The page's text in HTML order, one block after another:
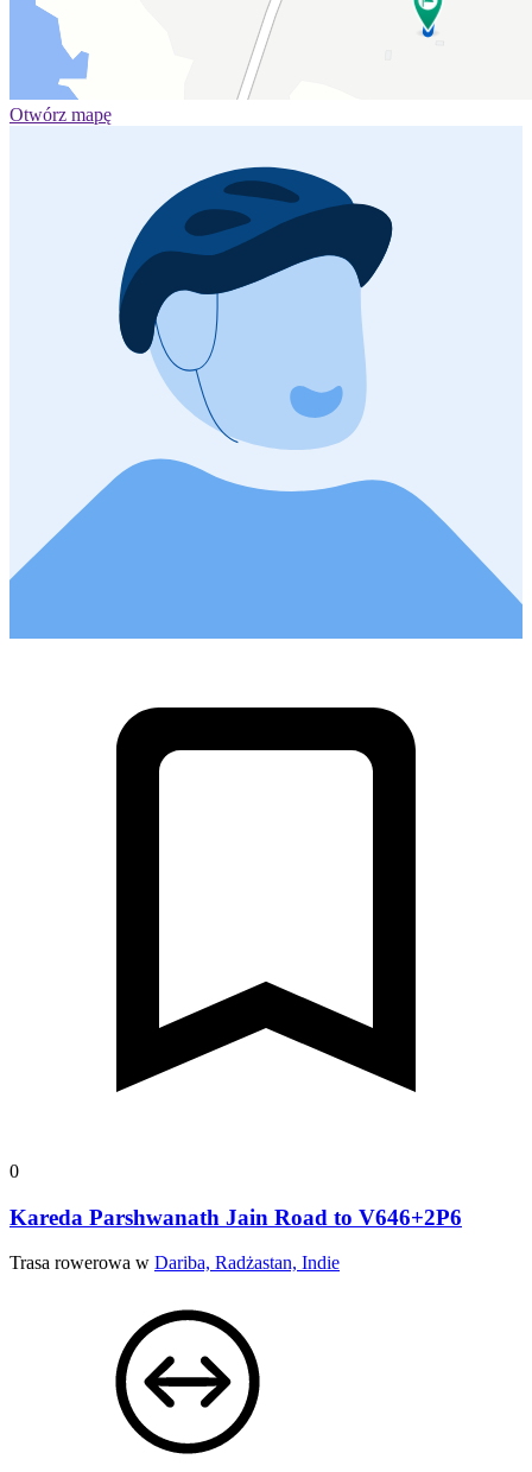
Otwórz mapę
0
Kareda Parshwanath Jain Road to V646+2P6
Trasa rowerowa w Dariba, Radżastan, Indie